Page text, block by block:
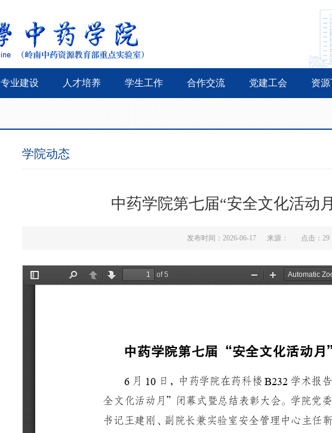
专业建设 人才培养 学生工作 合作交流 党建工会 资
学院动态
中药学院第七届“安全文化活动
发布时间：2026-06-17 来源： 点击： 29